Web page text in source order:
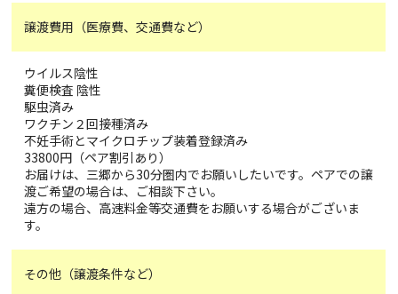
譲渡費用（医療費、交通費など）
ウイルス陰性
糞便検査 陰性
駆虫済み
ワクチン２回接種済み
不妊手術とマイクロチップ装着登録済み
33800円（ペア割引あり）
お届けは、三郷から30分圏内でお願いしたいです。ペアでの譲
渡ご希望の場合は、ご相談下さい。
遠方の場合、高速料金等交通費をお願いする場合がございま
す。
その他（譲渡条件など）